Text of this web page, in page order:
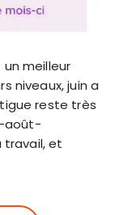
meilleur
niveaux, juin a
reste très
août-
travail, et